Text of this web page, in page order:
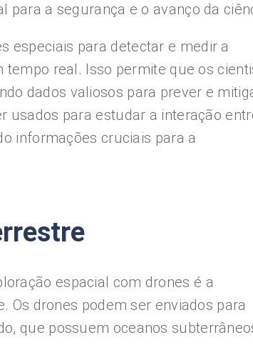
para a segurança e o avanço da
especiais para detectar e medir a
real. Isso permite que os
dados valiosos para prever e
usados ​​para estudar a interação
informações cruciais para a
espacial com drones é a
Os drones podem ser enviados para
que possuem oceanos